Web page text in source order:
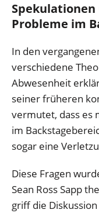
Probleme im
In den
verschiedene
Abwesenheit
seiner früheren
vermutet, dass es
im
sogar eine
Diese Fragen
Sean Ross Sapp
griff die